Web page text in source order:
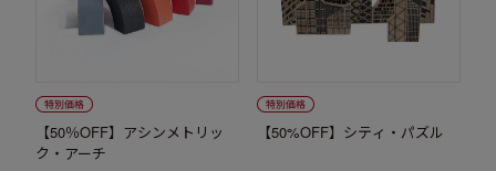
【50％OFF】アシンメトリッ
ク・アーチ
【50%OFF】シティ・パズル